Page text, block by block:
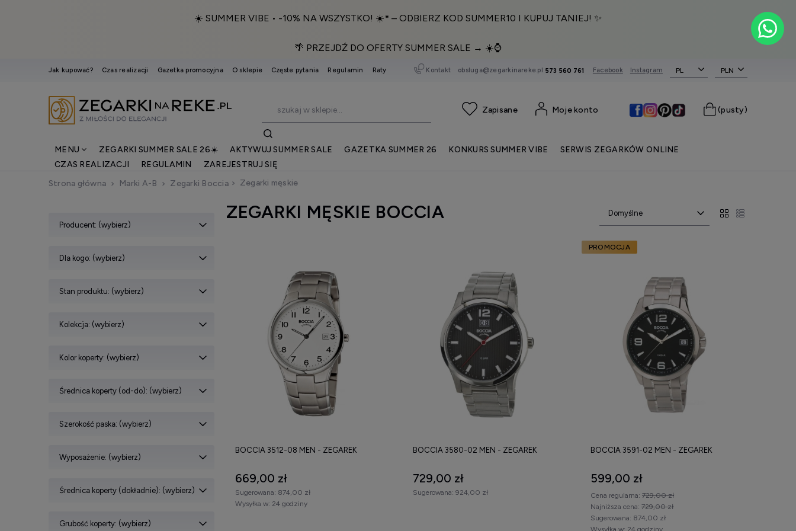
☀️ SUMMER VIBE • -10% NA WSZYSTKO! ☀️* – ODBIERZ KOD SUMMER10 I KUPUJ TANIEJ! ✨
🌴 PRZEJDŹ DO OFERTY SUMMER SALE → ☀️⌚️
Jak kupować? Czas realizacji Gazetka promocyjna O sklepie Częste pytania Regulamin Raty Kontakt obsluga@zegarkinareke.pl 573 560 761 Facebook Instagram PL
(pusty)
Moje konto
MENU ZEGARKI SUMMER SALE 26☀️ AKTYWUJ SUMMER SALE GAZETKA SUMMER 26 KONKURS SUMMER VIBE
SERWIS ZEGARKÓW ONLINE
CZAS REALIZACJI
REGULAMIN
ZAREJESTRUJ SIĘ
Strona główna
Marki A-B Zegarki Boccia Zegarki męskie
Producent: (wybierz)
Dla kogo: (wybierz)
Stan produktu: (wybierz)
Kolekcja: (wybierz)
Kolor koperty: (wybierz)
Średnica koperty (od-do): (wybierz)
Szerokość paska: (wybierz)
Wyposażenie: (wybierz)
Średnica koperty (dokładnie): (wybierz)
Grubość koperty: (wybierz)
ZEGARKI MĘSKIE BOCCIA
BOCCIA 3512-08 MEN - ZEGAREK
669,00 zł
Wysyłka w: 24 godziny
Sugerowana: 874,00 zł
BOCCIA 3580-02 MEN - ZEGAREK
729,00 zł
Sugerowana: 924,00 zł
BOCCIA 3591-02 MEN - ZEGAREK
599,00 zł
Cena regularna: 729,00 zł
Najniższa cena: 729,00 zł
Wysyłka w: 24 godziny
Sugerowana: 874,00 zł
PROMOCJA